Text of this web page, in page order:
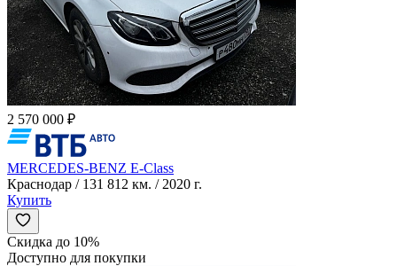
2 570 000 ₽
MERCEDES-BENZ E-Class
Краснодар / 131 812 км. / 2020 г.
Купить
Скидка до 10%
Доступно для покупки